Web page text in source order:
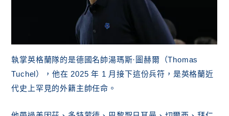
執掌英格蘭隊的是德國名帥湯瑪斯·圖赫爾（Thomas
Tuchel），他在 2025 年 1 月接下這份兵符，是英格蘭近
代史上罕見的外籍主帥任命。